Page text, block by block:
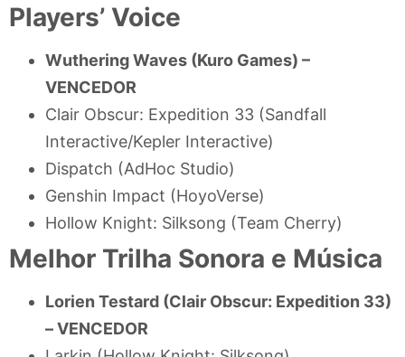
Players’ Voice
Wuthering Waves (Kuro Games) –
VENCEDOR
Clair Obscur: Expedition 33 (Sandfall
Interactive/Kepler Interactive)
Dispatch (AdHoc Studio)
Genshin Impact (HoyoVerse)
Hollow Knight: Silksong (Team Cherry)
Melhor Trilha Sonora e Música
Lorien Testard (Clair Obscur: Expedition 33)
–VENCEDOR